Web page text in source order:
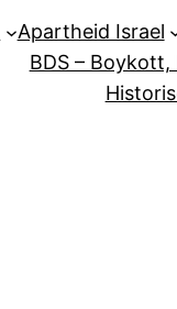
Apartheid Israel
BDS –